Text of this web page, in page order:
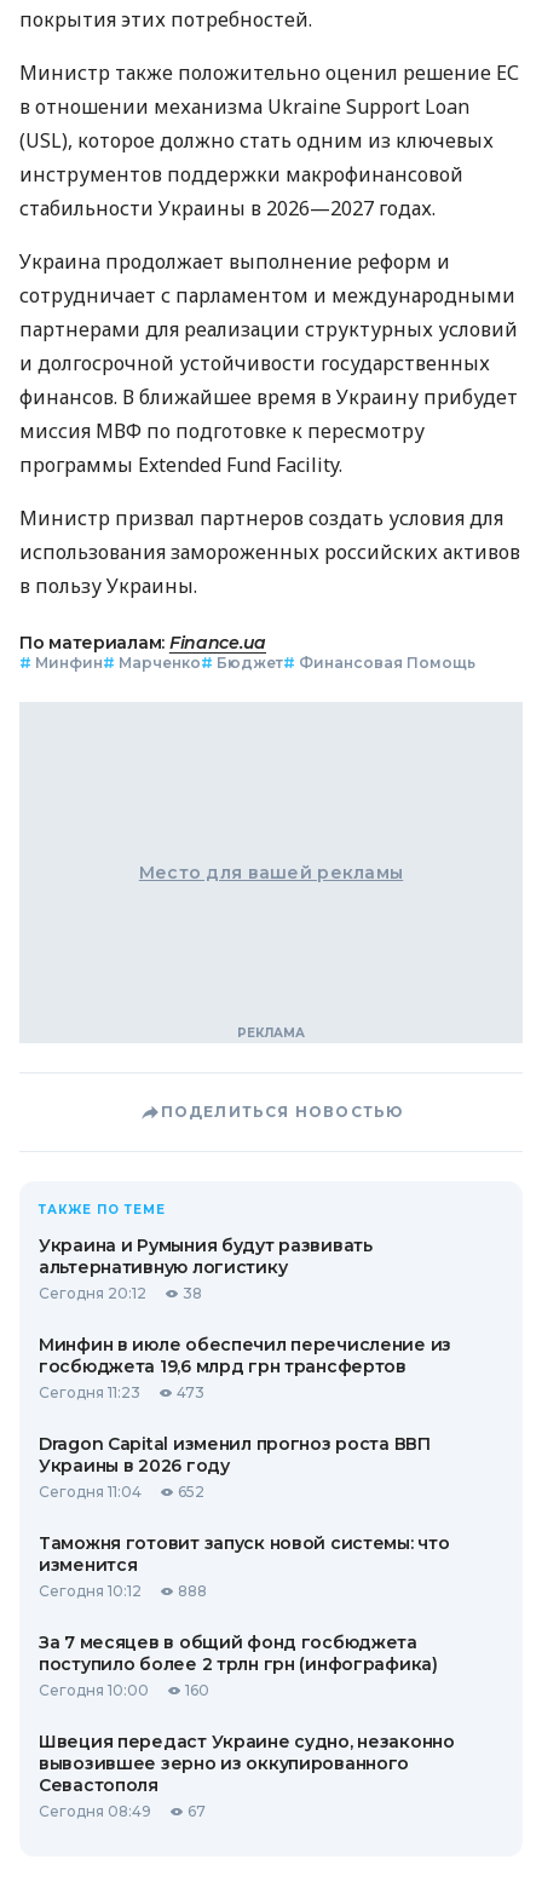
покрытия этих потребностей.
Министр также положительно оценил решение ЕС
в отношении механизма Ukraine Support Loan
(USL), которое должно стать одним из ключевых
инструментов поддержки макрофинансовой
стабильности Украины в 2026—2027 годах.
Украина продолжает выполнение реформ и
сотрудничает с парламентом и международными
партнерами для реализации структурных условий
и долгосрочной устойчивости государственных
финансов. В ближайшее время в Украину прибудет
миссия МВФ по подготовке к пересмотру
программы Extended Fund Facility.
Министр призвал партнеров создать условия для
использования замороженных российских активов
в пользу Украины.
По материалам: Finance.ua
# Минфин# Марченко# Бюджет# Финансовая Помощь
Место для вашей рекламы
ПОДЕЛИТЬСЯ НОВОСТЬЮ
ТАКЖЕ ПО ТЕМЕ
Украина и Румыния будут развивать
альтернативную логистику
Сегодня 20:12 38
Минфин в июле обеспечил перечисление из
госбюджета 19,6 млрд грн трансфертов
Сегодня 11:23 473
Dragon Capital изменил прогноз роста ВВП
Украины в 2026 году
Сегодня 11:04 652
Таможня готовит запуск новой системы: что
изменится
Сегодня 10:12 888
За 7 месяцев в общий фонд госбюджета
поступило более 2 трлн грн (инфографика)
Сегодня 10:00 160
Швеция передаст Украине судно, незаконно
вывозившее зерно из оккупированного
Севастополя
Сегодня 08:49 67